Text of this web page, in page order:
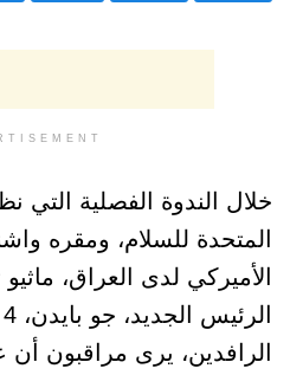
خلال الندوة الفصلية التي
المتحدة للسلام، ومقره
الأميركي لدى العراق،
الرافدين، يرى مراقبون